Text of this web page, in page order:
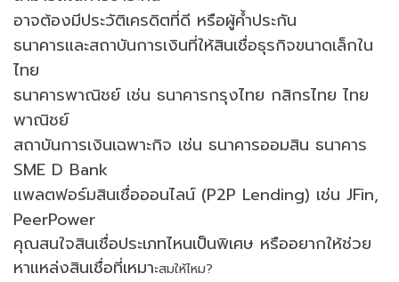
อาจต้องมีประวัติเครดิตที่ดี หรือผู้ค้ำประกัน
ธนาคารและสถาบันการเงินที่ให้สินเชื่อธุรกิจขนาดเล็กใน
ไทย
ธนาคารพาณิชย์ เช่น ธนาคารกรุงไทย กสิกรไทย ไทย
พาณิชย์
สถาบันการเงินเฉพาะกิจ เช่น ธนาคารออมสิน ธนาคาร
SME D Bank
แพลตฟอร์มสินเชื่อออนไลน์ (P2P Lending) เช่น JFin,
PeerPower
คุณสนใจสินเชื่อประเภทไหนเป็นพิเศษ หรืออยากให้ช่วย
หาแหล่งสินเชื่อที่เหมาะสมให้ไหม?